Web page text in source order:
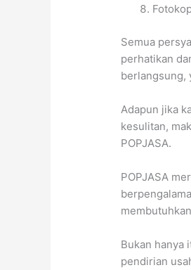
Semua
perhatikan
berlangsung,
Adapun jika
kesulitan,
POPJASA.
POPJASA
Bukan hanya
pendirian